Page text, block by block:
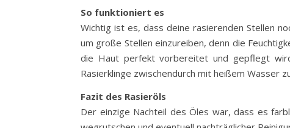
So funktioniert es
Wichtig ist es, dass deine rasierenden Stellen
um große Stellen einzureiben, denn die
die Haut perfekt vorbereitet und gepflegt
Rasierklinge zwischendurch mit heißem Wasser
Fazit des Rasieröls
Der einzige Nachteil des Öles war, dass es